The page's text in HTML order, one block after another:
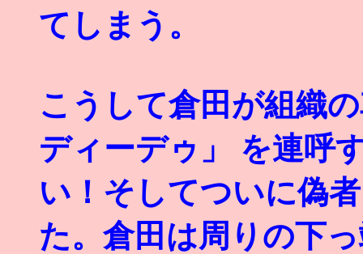
てしまう。
こうして倉田が組織
ディーデゥ」 を連呼
い！そしてついに偽
た。倉田は周りの下